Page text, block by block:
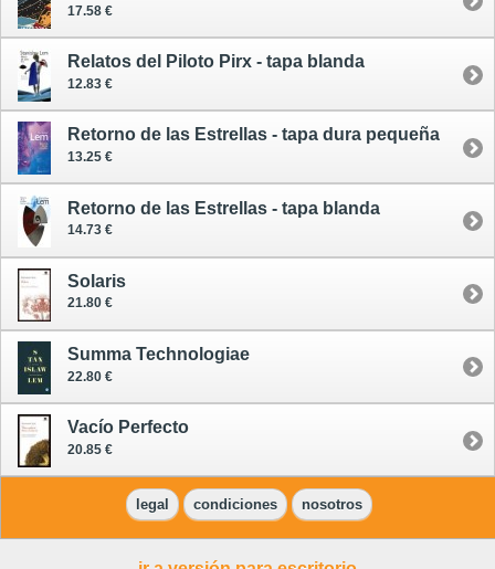
17.58 €
Relatos del Piloto Pirx - tapa blanda
12.83 €
Retorno de las Estrellas - tapa dura pequeña
13.25 €
Retorno de las Estrellas - tapa blanda
14.73 €
Solaris
21.80 €
Summa Technologiae
22.80 €
Vacío Perfecto
20.85 €
legal condiciones nosotros